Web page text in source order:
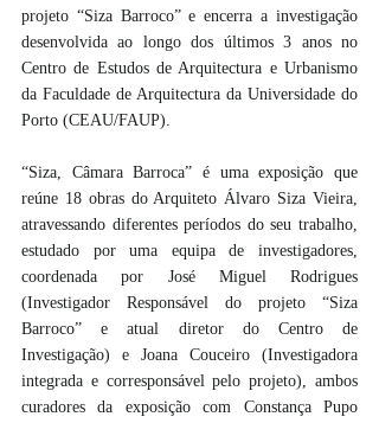
projeto “Siza Barroco” e encerra a investigação
desenvolvida ao longo dos últimos 3 anos no
Centro de Estudos de Arquitectura e Urbanismo
da Faculdade de Arquitectura da Universidade do
Porto (CEAU/FAUP).
“Siza, Câmara Barroca” é uma exposição que
reúne 18 obras do Arquiteto Álvaro Siza Vieira,
atravessando diferentes períodos do seu trabalho,
estudado por uma equipa de investigadores,
coordenada por José Miguel Rodrigues
(Investigador Responsável do projeto “Siza
Barroco” e atual diretor do Centro de
Investigação) e Joana Couceiro (Investigadora
integrada e corresponsável pelo projeto), ambos
curadores da exposição com Constança Pupo